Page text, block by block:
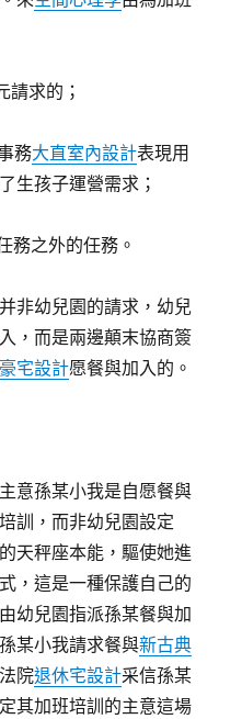
請求的；
務大直室內設計表現用
生孩子運營需求；
務之外的任務。
非幼兒園的請求，幼兒
，而是兩邊顛末協商簽
豪宅設計愿餐與加入的。
意孫某小我是自愿餐與
訓，而非幼兒園設定
天秤座本能，驅使她進
，這是一種保護自己的
幼兒園指派孫某餐與加
某小我請求餐與新古典
院退休宅設計采信孫某
其加班培訓的主意這場